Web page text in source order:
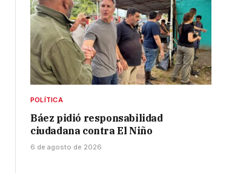
POLÍTICA
Báez pidió responsabilidad
ciudadana contra El Niño
6 de agosto de 2026